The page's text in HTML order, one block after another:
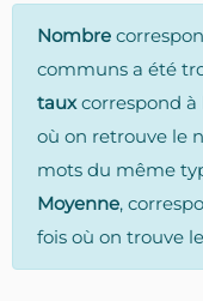
Nombre
communs a été
tauxcorrespond à
où on retrouve le
mots du même
Moyenne,
fois où on trouve